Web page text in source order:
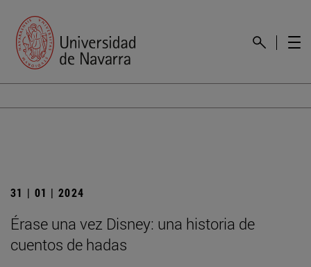
31 | 01 | 2024
Érase una vez Disney: una historia de
cuentos de hadas